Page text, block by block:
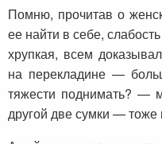
Помню, прочитав о
ее найти в себе,
хрупкая, всем
на перекладине —
тяжести поднимать? —
другой две сумки — тоже